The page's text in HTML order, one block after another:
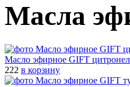
Масла
Масло эфирное GIFT
222 в корзину